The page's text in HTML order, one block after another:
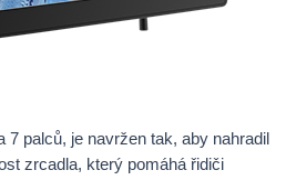
palců, je navržen tak, aby nahradil
zrcadla, který pomáhá řidiči